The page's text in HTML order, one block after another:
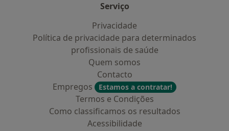
Serviço
Privacidade
Política de privacidade para determinados
profissionais de saúde
Quem somos
Contacto
Empregos
Estamos a contratar!
Termos e Condições
Como classificamos os resultados
Acessibilidade